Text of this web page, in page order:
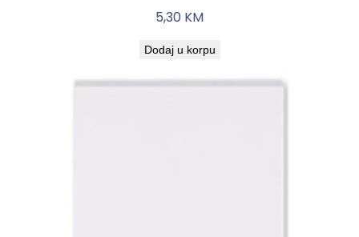
5,30 KM
Dodaj u korpu